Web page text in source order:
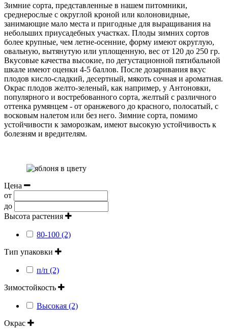
Зимние сорта, представленные в нашем питомники,
среднерослые с округлой кроной или колоновидные,
занимающие мало места и пригодные для выращивания на
небольших приусадебных участках. Плоды зимних сортов
более крупные, чем летне-осенние, форму имеют округлую,
овальную, вытянутую или уплощенную, вес от 120 до 250 гр.
Вкусовые качества высокие, по дегустационной пятибальной
шкале имеют оценки 4-5 баллов. После дозаривания вкус
плодов кисло-сладкий, десертный, мякоть сочная и ароматная.
Окрас плодов желто-зеленый, как например, у Антоновки,
популярного и востребованного сорта, желтый с различного
оттенка румянцем - от оранжевого до красного, полосатый, с
восковым налетом или без него. Зимние сорта, помимо
устойчивости к заморозкам, имеют высокую устойчивость к
болезням и вредителям.
Цена
от
до
Высота растения
80-100 (2)
Тип упаковки
п/п (2)
Зимостойкость
Высокая (2)
Окрас